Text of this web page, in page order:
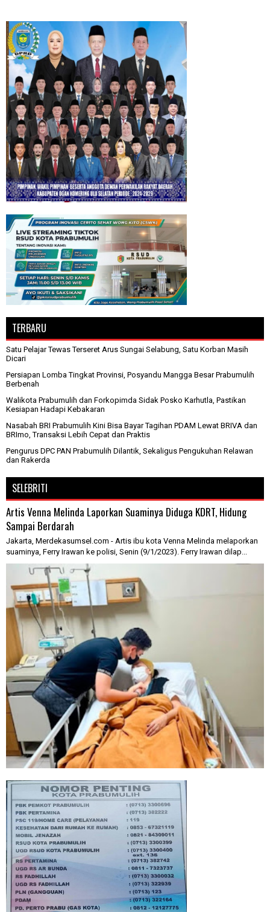
TERBARU
Satu Pelajar Tewas Terseret Arus Sungai Selabung, Satu Korban Masih
Dicari
Persiapan Lomba Tingkat Provinsi, Posyandu Mangga Besar Prabumulih
Berbenah
Walikota Prabumulih dan Forkopimda Sidak Posko Karhutla, Pastikan
Kesiapan Hadapi Kebakaran
Nasabah BRI Prabumulih Kini Bisa Bayar Tagihan PDAM Lewat BRIVA dan
BRImo, Transaksi Lebih Cepat dan Praktis
Pengurus DPC PAN Prabumulih Dilantik, Sekaligus Pengukuhan Relawan
dan Rakerda
SELEBRITI
Artis Venna Melinda Laporkan Suaminya Diduga KDRT, Hidung
Sampai Berdarah
Jakarta, Merdekasumsel.com - Artis ibu kota Venna Melinda melaporkan
suaminya, Ferry Irawan ke polisi, Senin (9/1/2023). Ferry Irawan dilap...